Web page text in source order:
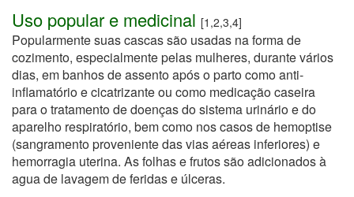
Uso popular e medicinal [1,2,3,4]
Popularmente suas cascas são usadas na forma de
cozimento, especialmente pelas mulheres, durante vários
dias, em banhos de assento após o parto como anti-
inflamatório e cicatrizante ou como medicação caseira
para o tratamento de doenças do sistema urinário e do
aparelho respiratório, bem como nos casos de hemoptise
(sangramento proveniente das vias aéreas inferiores) e
hemorragia uterina. As folhas e frutos são adicionados à
agua de lavagem de feridas e úlceras.